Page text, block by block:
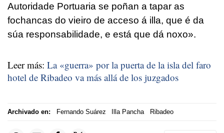
Autoridade Portuaria se poñan a tapar as
fochancas do vieiro de acceso á illa, que é da
súa responsabilidade, e está que dá noxo».
Leer más: La «guerra» por la puerta de la isla del faro
hotel de Ribadeo va más allá de los juzgados
Archivado en: Fernando Suárez Illa Pancha Ribadeo